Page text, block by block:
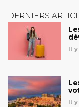
DERNIERS
Il y
Il y